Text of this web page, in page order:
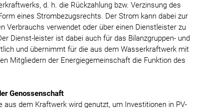
d. h. die Rückzahlung bzw. Verzinsung des
eines Strombezugsrechts. Der Strom kann dabei zur
Verbrauchs verwendet oder über einen Dienstleister zu
Dienst-leister ist dabei auch für das Bilanzgruppen- und
und übernimmt für die aus dem Wasserkraftwerk mit
Mitgliedern der Energiegemeinschaft die Funktion des
Genossenschaft
aus dem Kraftwerk wird genutzt, um Investitionen in PV-